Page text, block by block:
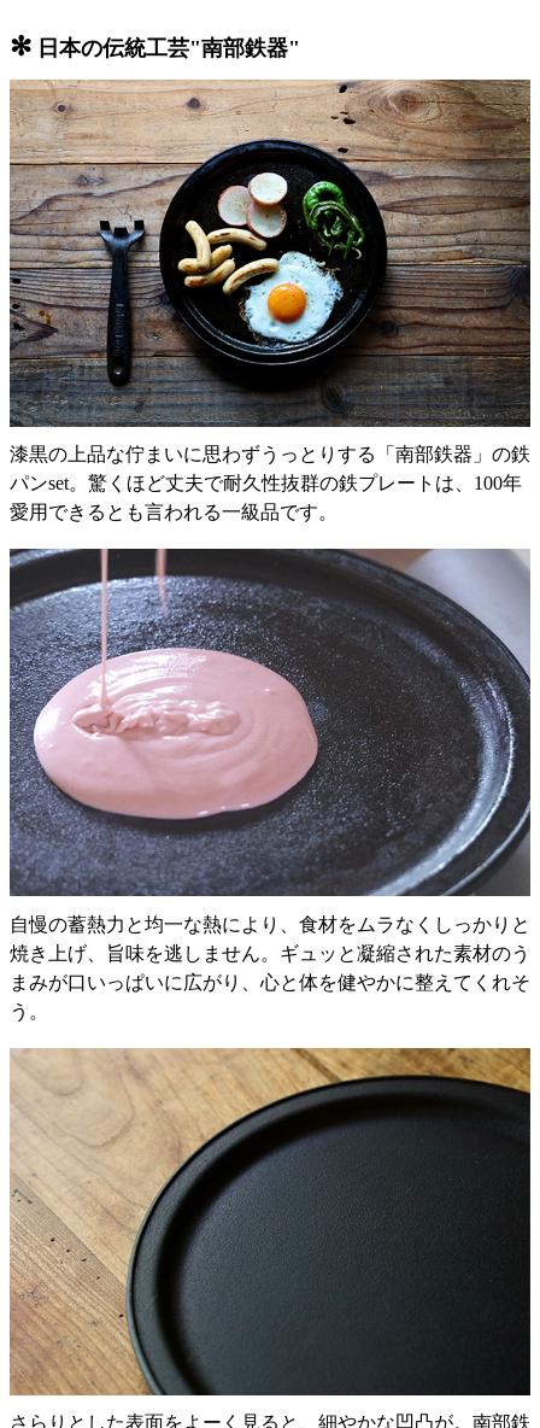
✻ 日本の伝統工芸"南部鉄器"
漆黒の上品な佇まいに思わずうっとりする「南部鉄器」の鉄
パンset。驚くほど丈夫で耐久性抜群の鉄プレートは、100年
愛用できるとも言われる一級品です。
自慢の蓄熱力と均一な熱により、食材をムラなくしっかりと
焼き上げ、旨味を逃しません。ギュッと凝縮された素材のう
まみが口いっぱいに広がり、心と体を健やかに整えてくれそ
う。
さらりとした表面をよーく見ると、細やかな凹凸が。南部鉄